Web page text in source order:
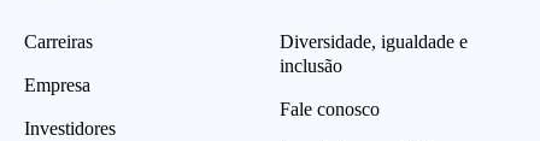
Carreiras
Empresa
Investidores
Diversidade, igualdade e
inclusão
Fale conosco